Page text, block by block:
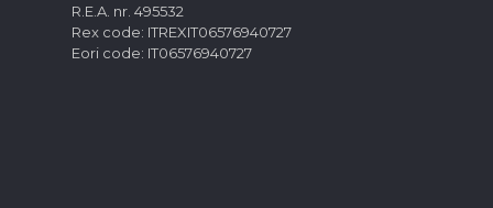
R.E.A. nr. 495532
Rex code: ITREXIT06576940727
Eori code: IT06576940727